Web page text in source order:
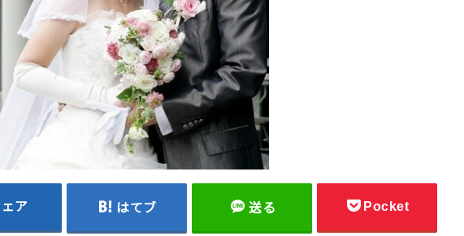
ア はてブ 送る Pocket